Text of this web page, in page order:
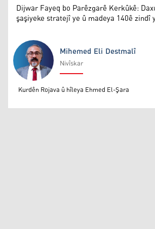
Dijwar Fayeq bo Parêzgarê Kerkûkê:
şaşiyeke stratejî ye û madeya 140ê zindî
Mihemed Eli Destmalî
Mihemed Eli Destmalî
Nivîskar
Kurdên Rojava û hîleya Ehmed El-Şara